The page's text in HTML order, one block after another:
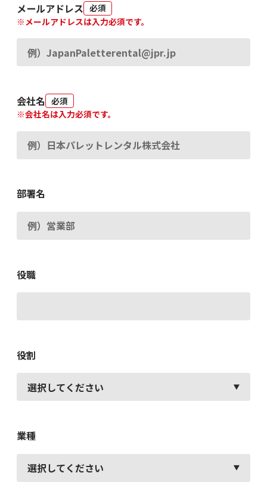
メールアドレス 必須
※メールアドレスは入力必須です。
会社名 必須
※会社名は入力必須です。
部署名
役職
役割
業種